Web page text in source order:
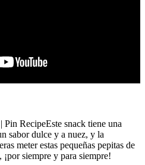
Pin RecipeEste snack tiene una
sabor dulce y a nuez, y la
meter estas pequeñas pepitas de
siempre y para siempre!